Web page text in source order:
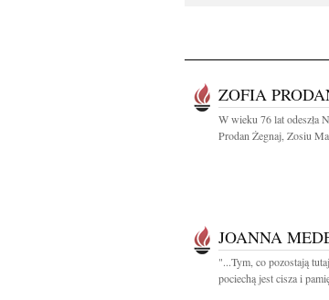
ZOFIA
W wieku 76 lat odeszła
Prodan Żegnaj, Zosiu
JOANNA
"...Tym, co pozostają
pociechą jest cisza i